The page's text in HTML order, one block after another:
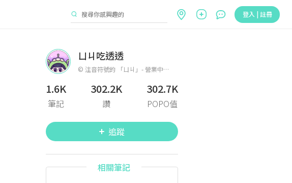
登入 | 註冊
ㄩㄐ吃透透
© 注音符號的 「ㄩㄐ」- 營業中 💡 ✨ 帶你探索各地美味的美食 - INSTAGRAM : @earth85_ 、 @uj85_
1.6K
筆記
302.2K
讚
302.7K
POPO值
追蹤
相關筆記